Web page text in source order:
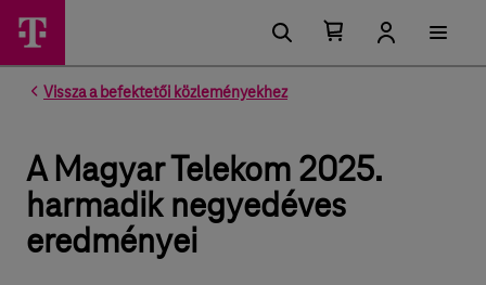
Vissza a befektetői közleményekhez
A Magyar Telekom 2025.
harmadik negyedéves
eredményei